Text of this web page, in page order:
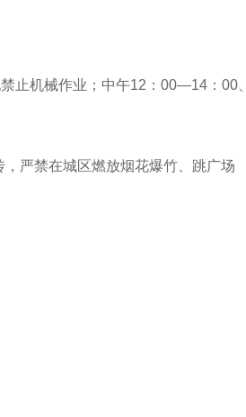
止机械作业；中午12：00—14：00、
严禁在城区燃放烟花爆竹、跳广场